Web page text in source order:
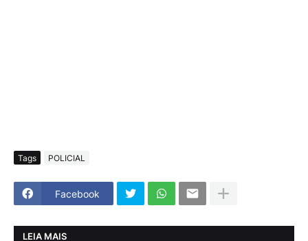
Tags POLICIAL
Facebook
LEIA MAIS